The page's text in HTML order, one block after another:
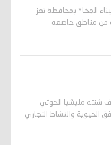
المخا* بمحافظة تعز
من مناطق خاضعة
شنته مليشيا الحوثي
الحيوية والنشاط التجاري